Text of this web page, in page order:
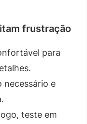
frustração
para
necessário e
teste em